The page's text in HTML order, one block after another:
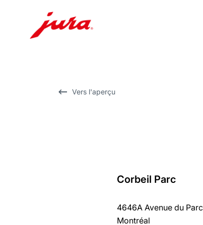
Vers l'aperçu
Corbeil Parc
4646A Avenue du Parc
Montréal